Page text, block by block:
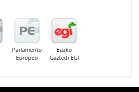
Parlamento
Europeo
Euzko
Gaztedi EGI